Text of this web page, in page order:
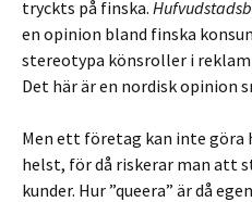
tryckts på finska.
en opinion bland finska
stereotypa könsroller i
Det här är en nordisk opinion
Men ett företag kan inte göra
helst, för då riskerar man att
kunder. Hur ”queera” är då